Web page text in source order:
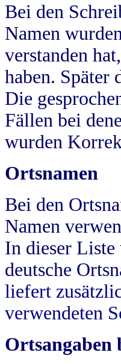
Bei den
Namen
verstanden
haben. Später
Die
Fällen bei
wurden
Ortsnamen
Bei den
Namen
In dieser Liste
deutsche
liefert
verwendeten
Ortsangaben